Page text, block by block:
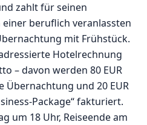
zahlt für seinen
beruflich veranlassten
mit Frühstück.
Hotelrechnung
– davon werden 80 EUR
Übernachtung und 20 EUR
Package“ fakturiert.
um 18 Uhr, Reiseende am